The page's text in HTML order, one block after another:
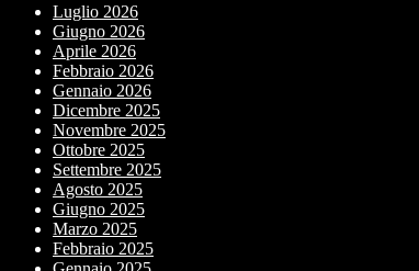
Luglio 2026
Giugno 2026
Aprile 2026
Febbraio 2026
Gennaio 2026
Dicembre 2025
Novembre 2025
Ottobre 2025
Settembre 2025
Agosto 2025
Giugno 2025
Marzo 2025
Febbraio 2025